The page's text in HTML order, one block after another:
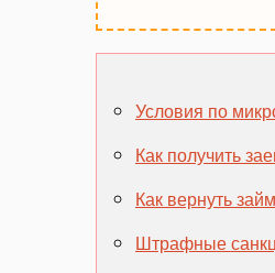
Условия по
Как получить
Как вернуть
Штрафные